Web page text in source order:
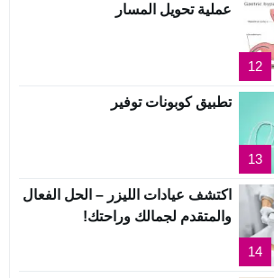
12
عملية تحويل المسار
13
تطبيق كوبونات توفير
14
اكتشف عيادات الليزر – الحل الفعال
والمتقدم لجمالك وراحتك!